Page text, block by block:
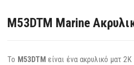
M53DTM Marine
Το M53DTM είναι ένα ακρυλικό ματ